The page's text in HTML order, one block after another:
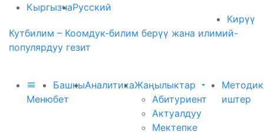
КыргызчаРусский
Кирүү
Кутбилим – Коомдук-билим берүү жана илимий-
популярдуу гезит
Меню
Башкы
бет
АналитикаЖаңылыктар
Абитуриент
Актуалдуу
Мектепке
иштер